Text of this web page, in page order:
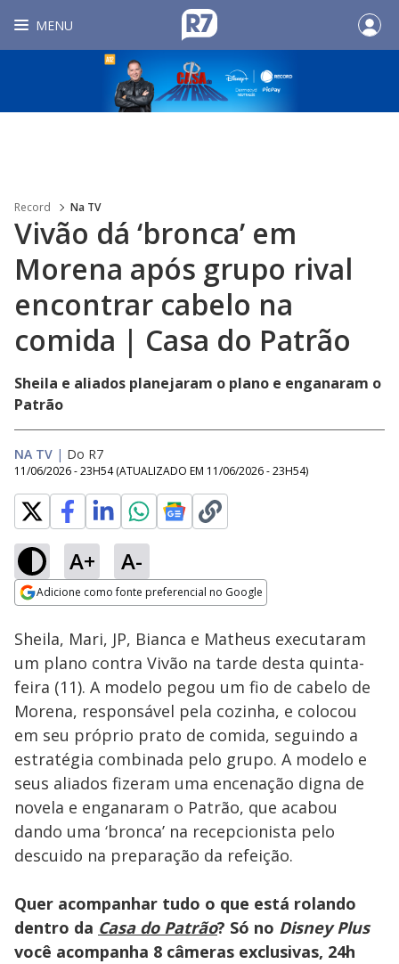
MENU
Record Na TV
Vivão dá ‘bronca’ em
Morena após grupo rival
encontrar cabelo na
comida | Casa do Patrão
Sheila e aliados planejaram o plano e enganaram o
Patrão
NA TV | Do R7
11/06/2026 - 23H54 (ATUALIZADO EM 11/06/2026 - 23H54)
A+ A-
Adicione como fonte preferencial no Google
Ativar
Loaded
13.18%
Sheila, Mari, JP, Bianca e Matheus executaram
um plano contra Vivão na tarde desta quinta-
feira (11). A modelo pegou um fio de cabelo de
Morena, responsável pela cozinha, e colocou
em seu próprio prato de comida, seguindo a
estratégia combinada pelo grupo. A modelo e
seus aliados fizeram uma encenação digna de
novela e enganaram o Patrão, que acabou
dando uma ‘bronca’ na recepcionista pelo
descuido na preparação da refeição.
Quer acompanhar tudo o que está rolando
dentro da Casa do Patrão? Só no Disney Plus
você acompanha 8 câmeras exclusivas, 24h